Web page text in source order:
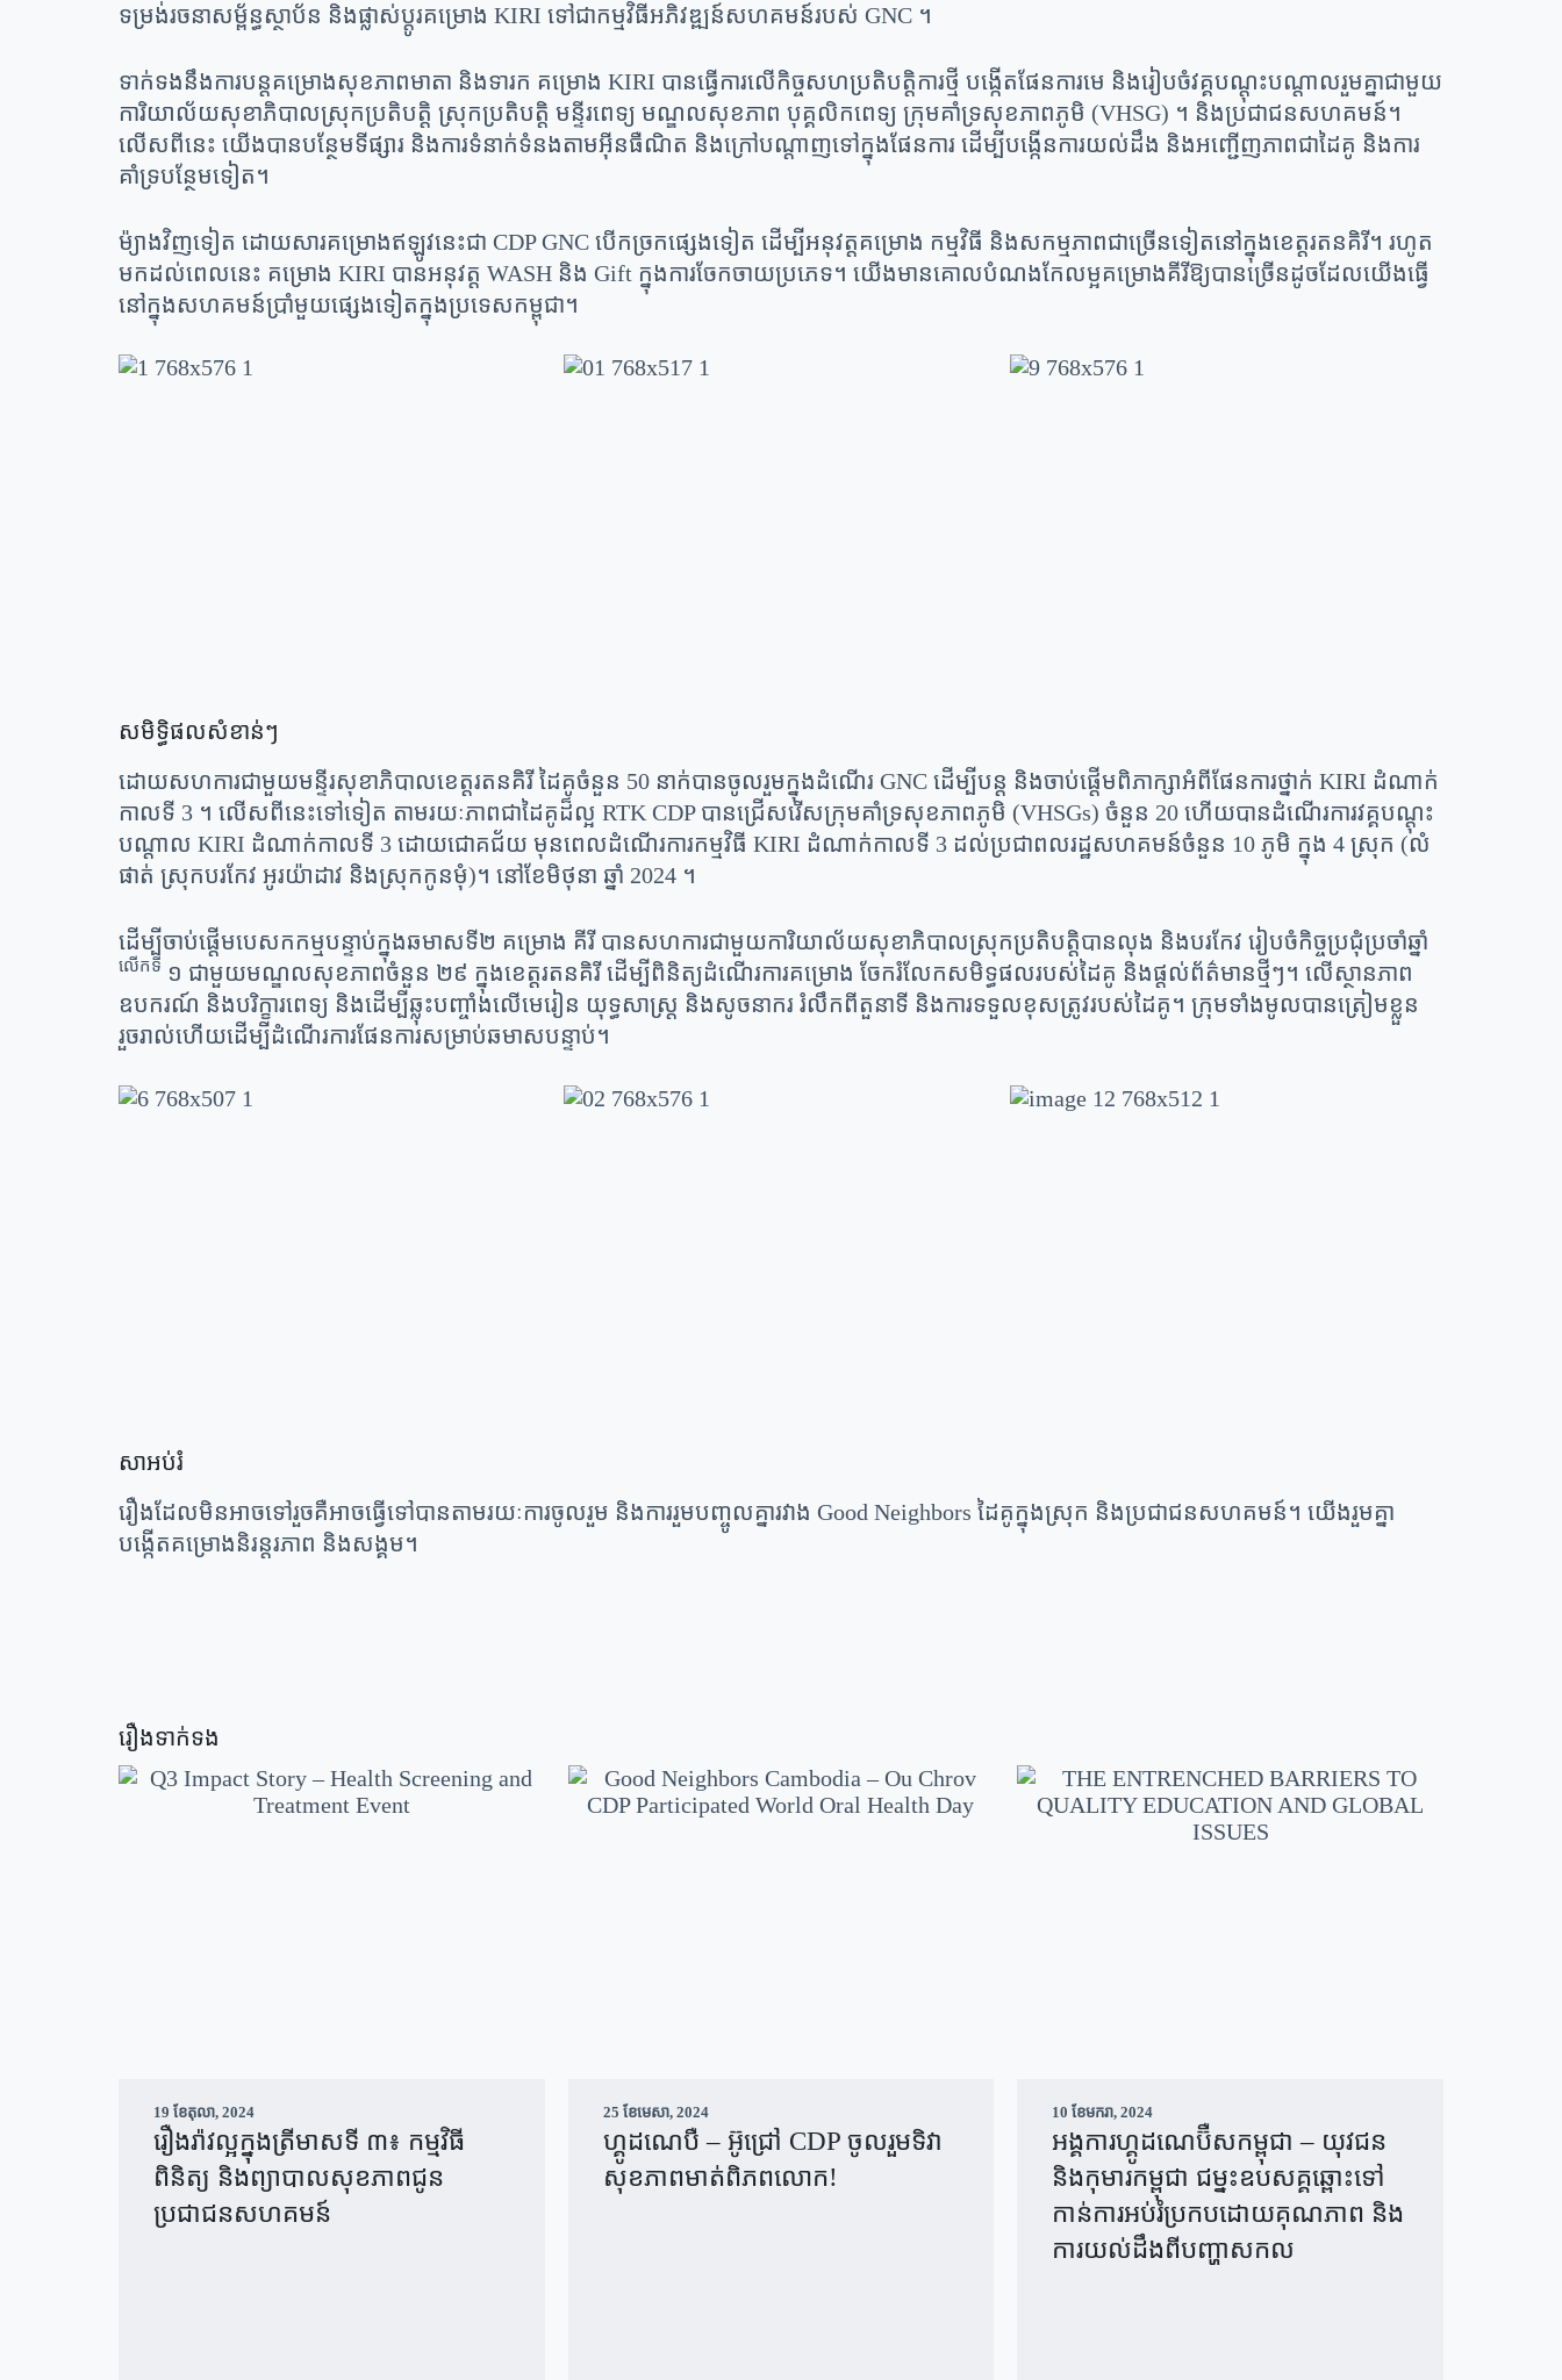
ទម្រង់រចនាសម្ព័ន្ធស្ថាប័ន និងផ្លាស់ប្តូរគម្រោង KIRI ទៅជាកម្មវិធីអភិវឌ្ឍន៍សហគមន៍របស់ GNC ។
ទាក់ទងនឹងការបន្តគម្រោងសុខភាពមាតា និងទារក គម្រោង KIRI បានធ្វើការលើកិច្ចសហប្រតិបត្តិការថ្មី បង្កើតផែនការមេ និងរៀបចំវគ្គបណ្តុះបណ្តាលរួមគ្នាជាមួយ
ការិយាល័យសុខាភិបាលស្រុកប្រតិបត្តិ ស្រុកប្រតិបត្តិ មន្ទីរពេទ្យ មណ្ឌលសុខភាព បុគ្គលិកពេទ្យ ក្រុមគាំទ្រសុខភាពភូមិ (VHSG) ។ និងប្រជាជនសហគមន៍។
លើសពីនេះ យើងបានបន្ថែមទីផ្សារ និងការទំនាក់ទំនងតាមអ៊ីនធឺណិត និងក្រៅបណ្តាញទៅក្នុងផែនការ ដើម្បីបង្កើនការយល់ដឹង និងអញ្ជើញភាពជាដៃគូ និងការ
គាំទ្របន្ថែមទៀត។
ម៉្យាងវិញទៀត ដោយសារគម្រោងឥឡូវនេះជា CDP GNC បើកច្រកផ្សេងទៀត ដើម្បីអនុវត្តគម្រោង កម្មវិធី និងសកម្មភាពជាច្រើនទៀតនៅក្នុងខេត្តរតនគិរី។ រហូត
មកដល់ពេលនេះ គម្រោង KIRI បានអនុវត្ត WASH និង Gift ក្នុងការចែកចាយប្រភេទ។ យើង​មាន​គោលបំណង​កែលម្អ​គម្រោង​គីរី​ឱ្យ​បាន​ច្រើន​ដូច​ដែល​យើង​ធ្វើ​
នៅក្នុង​សហគមន៍​ប្រាំមួយ​ផ្សេងទៀត​ក្នុង​ប្រទេស​កម្ពុជា។
សមិទ្ធិផលសំខាន់ៗ
ដោយសហការជាមួយមន្ទីរសុខាភិបាលខេត្តរតនគិរី ដៃគូចំនួន 50 នាក់បានចូលរួមក្នុងដំណើរ GNC ដើម្បីបន្ត និងចាប់ផ្តើមពិភាក្សាអំពីផែនការថ្នាក់ KIRI ដំណាក់
កាលទី 3 ។ លើសពីនេះទៅទៀត តាមរយៈភាពជាដៃគូដ៏ល្អ RTK CDP បានជ្រើសរើសក្រុមគាំទ្រសុខភាពភូមិ (VHSGs) ចំនួន 20 ហើយបានដំណើរការវគ្គបណ្តុះ
បណ្តាល KIRI ដំណាក់កាលទី 3 ដោយជោគជ័យ មុនពេលដំណើរការកម្មវិធី KIRI ដំណាក់កាលទី 3 ដល់ប្រជាពលរដ្ឋសហគមន៍ចំនួន 10 ភូមិ ក្នុង 4 ស្រុក (លំ
ផាត់ ស្រុកបរកែវ អូរយ៉ាដាវ និងស្រុកកូនមុំ)។ នៅខែមិថុនា ឆ្នាំ 2024 ។
ដើម្បីចាប់ផ្តើមបេសកកម្មបន្ទាប់ក្នុងឆមាសទី២ គម្រោង គីរី បានសហការជាមួយការិយាល័យសុខាភិបាលស្រុកប្រតិបត្តិបានលុង និងបរកែវ រៀបចំកិច្ចប្រជុំប្រចាំឆ្នាំ
លើកទី ១ ជាមួយមណ្ឌលសុខភាពចំនួន ២៩ ក្នុងខេត្តរតនគិរី ដើម្បីពិនិត្យដំណើរការគម្រោង ចែករំលែកសមិទ្ធផលរបស់ដៃគូ និងផ្តល់ព័ត៌មានថ្មីៗ។ លើស្ថានភាព
ឧបករណ៍ និងបរិក្ខារពេទ្យ និងដើម្បីឆ្លុះបញ្ចាំងលើមេរៀន យុទ្ធសាស្ត្រ និងសូចនាករ រំលឹកពីតួនាទី និងការទទួលខុសត្រូវរបស់ដៃគូ។ ក្រុមទាំងមូលបានត្រៀមខ្លួន
រួចរាល់ហើយដើម្បីដំណើរការផែនការសម្រាប់ឆមាសបន្ទាប់។
សាអប់រំ
រឿងដែលមិនអាចទៅរួចគឺអាចធ្វើទៅបានតាមរយៈការចូលរួម និងការរួមបញ្ចូលគ្នារវាង Good Neighbors ដៃគូក្នុងស្រុក និងប្រជាជនសហគមន៍។ យើងរួមគ្នា
បង្កើតគម្រោងនិរន្តរភាព និងសង្គម។
រឿងទាក់ទង
19 ខែ​តុលា, 2024
រឿងរ៉ាវល្អក្នុងត្រីមាសទី ៣៖ កម្មវិធី
ពិនិត្យ និងព្យាបាលសុខភាពជូន
ប្រជាជនសហគមន៍
25 ខែ​មេសា, 2024
ហ្គូដណេបឺ – អ៊ូជ្រៅ CDP ចូលរួមទិវា
សុខភាពមាត់ពិភពលោក!
10 ខែ​មករា, 2024
អង្គការហ្គូដណេប៊ឺសកម្ពុជា – យុវជន
និងកុមារកម្ពុជា ជម្នះឧបសគ្គឆ្ពោះទៅ
កាន់ការអប់រំប្រកបដោយគុណភាព និង
ការយល់ដឹងពីបញ្ហាសកល